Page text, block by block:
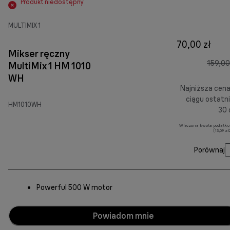
Produkt niedostępny
MULTIMIX 1
Mikser ręczny
MultiMix 1 HM 1010
WH
HM1010WH
70,00 zł
Najniższa
ciągu
30
Wliczona kwota podatku
(13,09
Porównaj
Powerful 500 W motor
Powiadom mnie